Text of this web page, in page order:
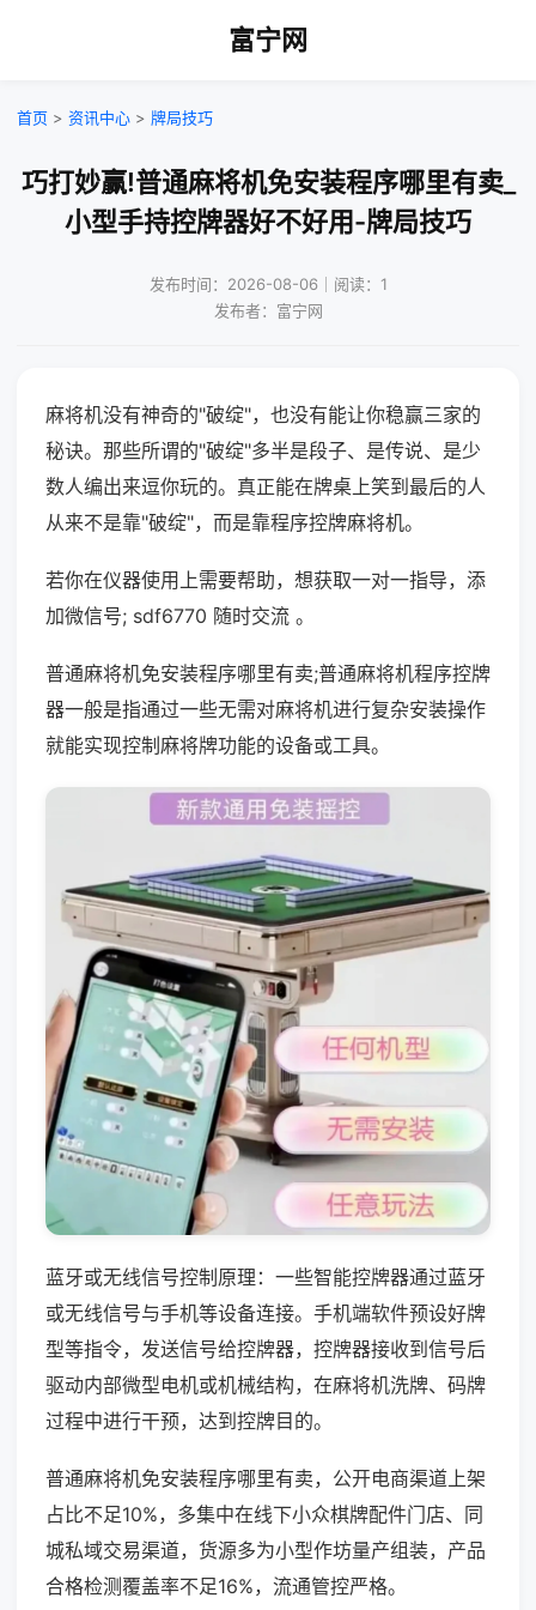
富宁网
首页 > 资讯中心 > 牌局技巧
巧打妙赢!普通麻将机免安装程序哪里有卖_
小型手持控牌器好不好用-牌局技巧
发布时间：2026-08-06｜阅读：1
发布者：富宁网
麻将机没有神奇的"破绽"，也没有能让你稳赢三家的
秘诀。那些所谓的"破绽"多半是段子、是传说、是少
数人编出来逗你玩的。真正能在牌桌上笑到最后的人
从来不是靠"破绽"，而是靠程序控牌麻将机。
若你在仪器使用上需要帮助，想获取一对一指导，添
加微信号; sdf6770 随时交流 。
普通麻将机免安装程序哪里有卖;普通麻将机程序控牌
器一般是指通过一些无需对麻将机进行复杂安装操作
就能实现控制麻将牌功能的设备或工具。
蓝牙或无线信号控制原理：一些智能控牌器通过蓝牙
或无线信号与手机等设备连接。手机端软件预设好牌
型等指令，发送信号给控牌器，控牌器接收到信号后
驱动内部微型电机或机械结构，在麻将机洗牌、码牌
过程中进行干预，达到控牌目的。
普通麻将机免安装程序哪里有卖，公开电商渠道上架
占比不足10%，多集中在线下小众棋牌配件门店、同
城私域交易渠道，货源多为小型作坊量产组装，产品
合格检测覆盖率不足16%，流通管控严格。